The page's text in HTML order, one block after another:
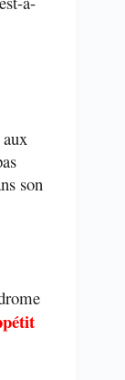
son